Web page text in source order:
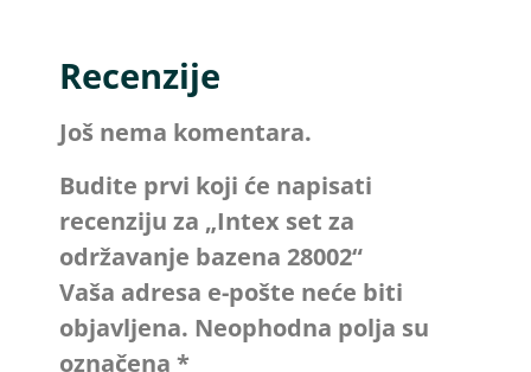
Recenzije
Još nema komentara.
Budite prvi koji će napisati
recenziju za „Intex set za
održavanje bazena 28002“
Vaša adresa e-pošte neće biti
objavljena. Neophodna polja su
označena *